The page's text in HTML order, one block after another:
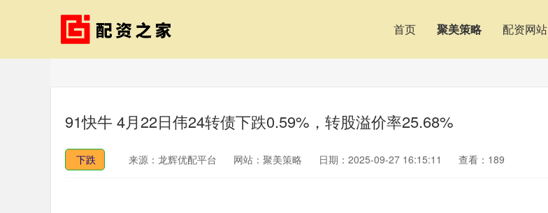
首页 聚美策略 配资网站
91快牛 4月22日伟24转债下跌0.59%，转股溢价率25.68%
下跌 来源：龙辉优配平台 网站：聚美策略 日期：2025-09-27 16:15:11 查看：189